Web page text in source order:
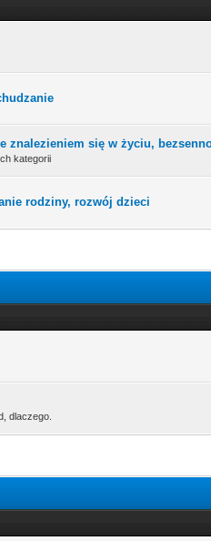
znalezieniem się w życiu,
kategorii
rodziny, rozwój dzieci
dlaczego.